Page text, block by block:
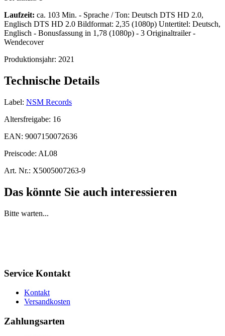
Laufzeit: ca. 103 Min. - Sprache / Ton: Deutsch DTS HD 2.0,
Englisch DTS HD 2.0 Bildformat: 2,35 (1080p) Untertitel: Deutsch,
Englisch - Bonusfassung in 1,78 (1080p) - 3 Originaltrailer -
Wendecover
Produktionsjahr: 2021
Technische Details
Label: NSM Records
Altersfreigabe: 16
EAN: 9007150072636
Preiscode: AL08
Art. Nr.: X5005007263-9
Das könnte Sie auch interessieren
Bitte warten...
Service Kontakt
Kontakt
Versandkosten
Zahlungsarten